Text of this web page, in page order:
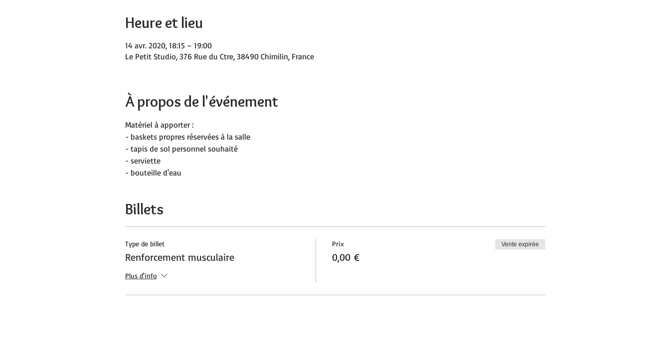
Heure et lieu
14 avr. 2020, 18:15 – 19:00
Le Petit Studio, 376 Rue du Ctre, 38490 Chimilin, France
À propos de l'événement
Matériel à apporter :
- baskets propres réservées à la salle
- tapis de sol personnel souhaité
- serviette
- bouteille d'eau
Billets
Type de billet
Renforcement musculaire
Plus d'info
Prix
0,00 €
Vente expirée